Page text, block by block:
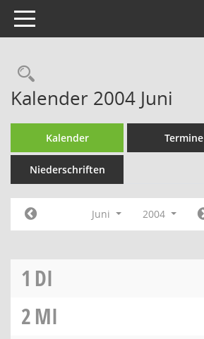
Toggle navigation
Rechercheauswahl
Kalender 2004 Juni
Kalender Termine
Niederschriften
Juni 2004
1 DI
2MI